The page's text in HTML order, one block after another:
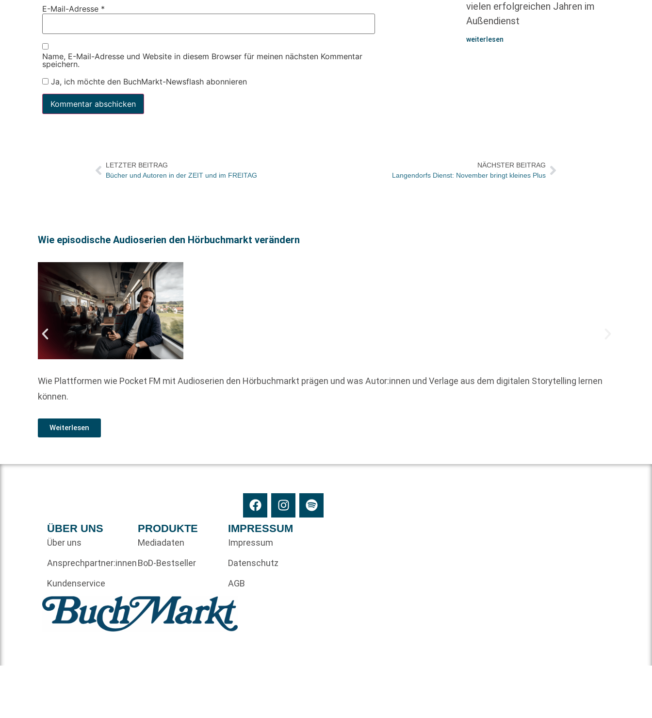
E-Mail-Adresse *
Name, E-Mail-Adresse und Website in diesem Browser für meinen nächsten Kommentar
speichern.
Ja, ich möchte den BuchMarkt-Newsflash abonnieren
vielen erfolgreichen Jahren im
Außendienst
weiterlesen
LETZTER BEITRAG
Bücher und Autoren in der ZEIT und im FREITAG
NÄCHSTER BEITRAG
Langendorfs Dienst: November bringt kleines Plus
Wie episodische Audioserien den Hörbuchmarkt verändern
Wie Plattformen wie Pocket FM mit Audioserien den Hörbuchmarkt prägen und was Autor:innen und Verlage aus dem digitalen Storytelling lernen
können.
Weiterlesen
ÜBER UNS
Über uns
Ansprechpartner:innen
Kundenservice
PRODUKTE
Mediadaten
BoD-Bestseller
IMPRESSUM
Impressum
Datenschutz
AGB